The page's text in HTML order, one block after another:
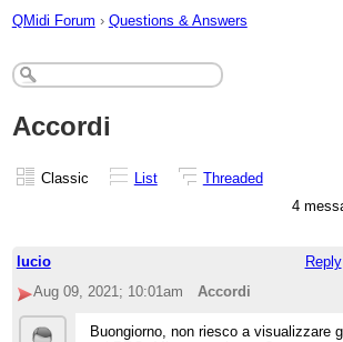
QMidi Forum › Questions & Answers
Accordi
Classic List
Threaded
4
lucio Reply
Aug 09, 2021; 10:01am
Accordi
Buongiorno, non riesco a visualizzare